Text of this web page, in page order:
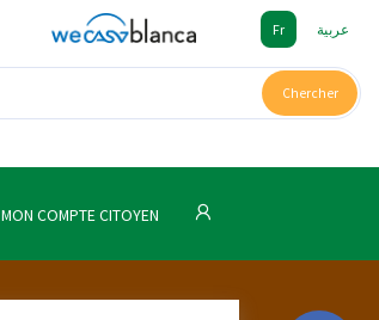
Fr عربية
Chercher
MON COMPTE CITOYEN